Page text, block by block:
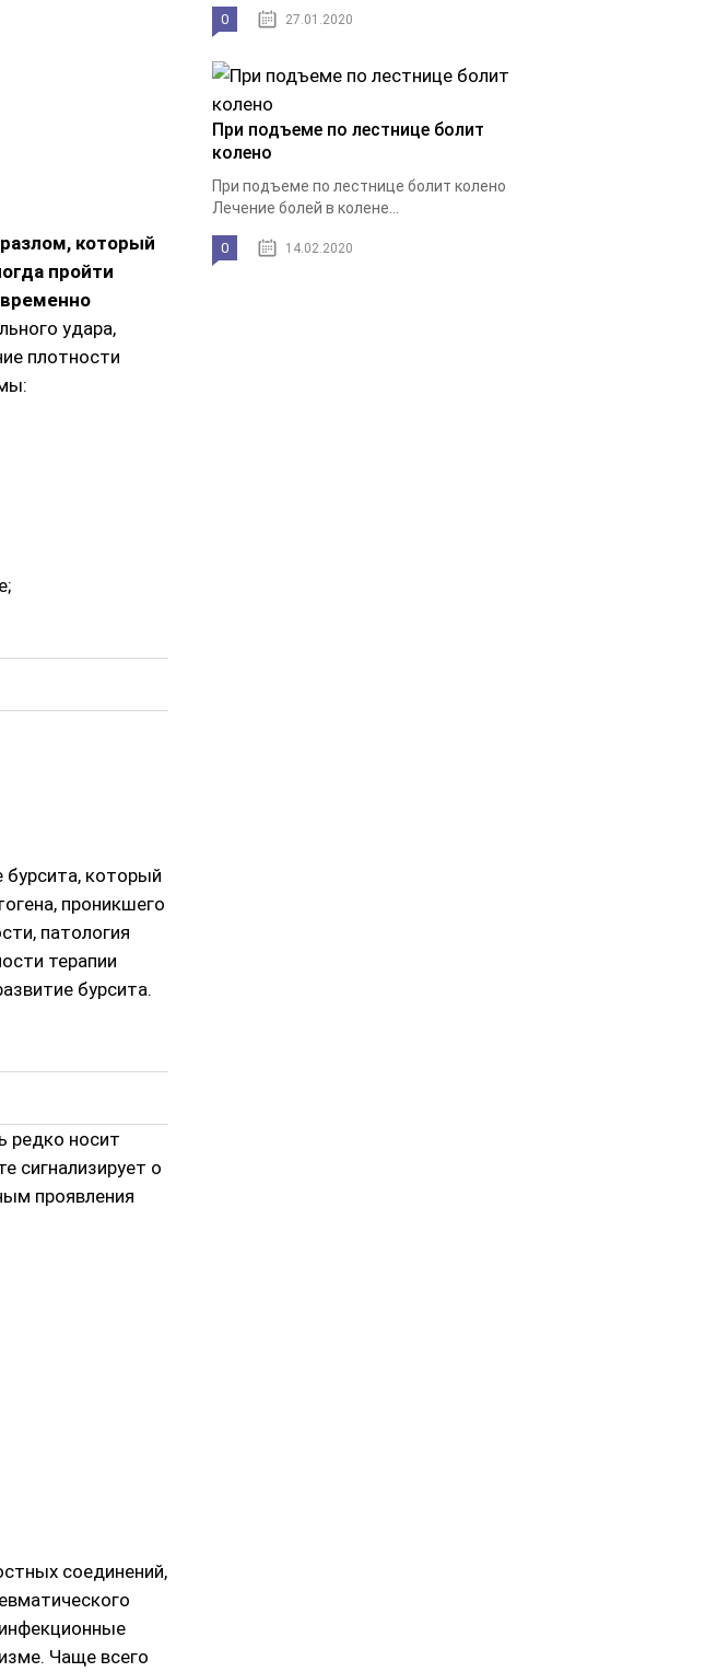
который
пройти
удара,
плотности
бурсита, который
проникшего
патология
терапии
бурсита.
редко носит
сигнализирует о
проявления
соединений,
Чаще всего
0 27.01.2020
При подъеме по лестнице болит
колено
При подъеме по лестнице болит колено
Лечение болей в колене...
0 14.02.2020